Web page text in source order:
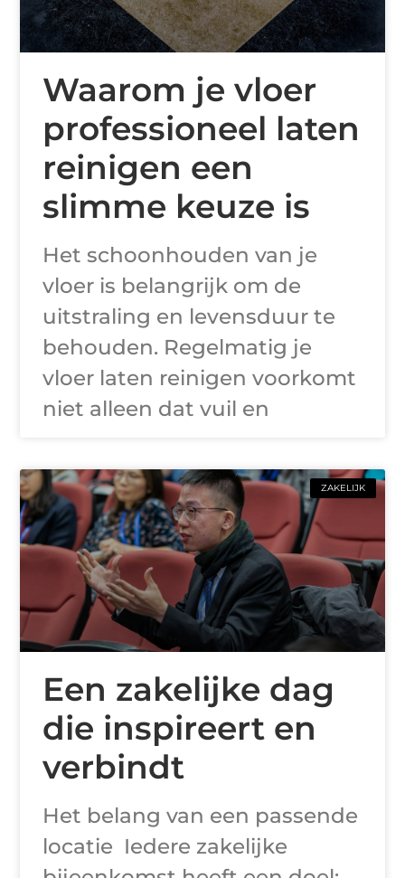
Waarom je vloer
professioneel laten
reinigen een
slimme keuze is
Het schoonhouden van je
vloer is belangrijk om de
uitstraling en levensduur te
behouden. Regelmatig je
vloer laten reinigen voorkomt
niet alleen dat vuil en
ZAKELIJK
Een zakelijke dag
die inspireert en
verbindt
Het belang van een passende
locatie Iedere zakelijke